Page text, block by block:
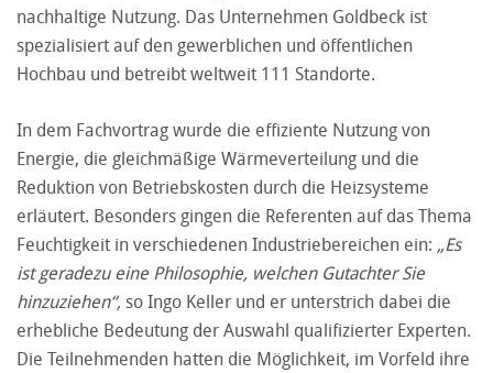
nachhaltige Nutzung. Das Unternehmen Goldbeck ist
spezialisiert auf den gewerblichen und öffentlichen
Hochbau und betreibt weltweit 111 Standorte.
In dem Fachvortrag wurde die effiziente Nutzung von
Energie, die gleichmäßige Wärmeverteilung und die
Reduktion von Betriebskosten durch die Heizsysteme
erläutert. Besonders gingen die Referenten auf das Thema
Feuchtigkeit in verschiedenen Industriebereichen ein: „Es
ist geradezu eine Philosophie, welchen Gutachter Sie
hinzuziehen“,so Ingo Keller und er unterstrich dabei die
erhebliche Bedeutung der Auswahl qualifizierter Experten.
Die Teilnehmenden hatten die Möglichkeit, im Vorfeld ihre